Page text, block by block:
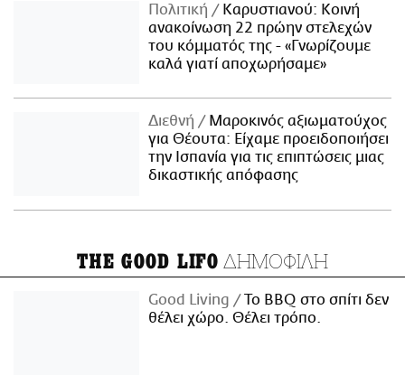
Πολιτική
Καρυστιανού: Κοινή
ανακοίνωση 22 πρώην στελεχών
του κόμματός της - «Γνωρίζουμε
καλά γιατί αποχωρήσαμε»
Διεθνή
Μαροκινός αξιωματούχος
για Θέουτα: Είχαμε προειδοποιήσει
την Ισπανία για τις επιπτώσεις μιας
δικαστικής απόφασης
THE GOOD LIFO ΔΗΜΟΦΙΛΗ
Good Living
Το BBQ στο σπίτι δεν
θέλει χώρο. Θέλει τρόπο.